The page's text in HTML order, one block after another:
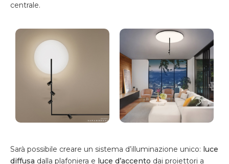
centrale.
Sarà possibile creare un sistema d’illuminazione unico: luce
diffusa dalla plafoniera e luce d’accento dai proiettori a